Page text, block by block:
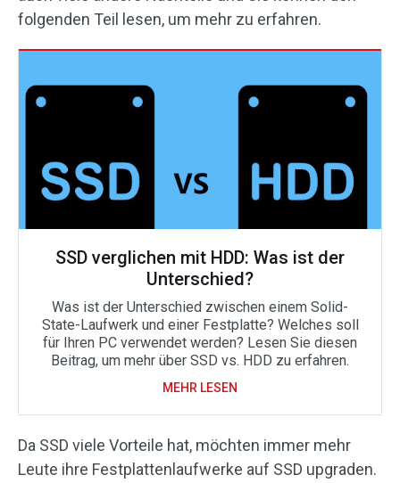
folgenden Teil lesen, um mehr zu erfahren.
SSD verglichen mit HDD: Was ist der
Unterschied?
Was ist der Unterschied zwischen einem Solid-
State-Laufwerk und einer Festplatte? Welches soll
für Ihren PC verwendet werden? Lesen Sie diesen
Beitrag, um mehr über SSD vs. HDD zu erfahren.
MEHR LESEN
Da SSD viele Vorteile hat, möchten immer mehr
Leute ihre Festplattenlaufwerke auf SSD upgraden.